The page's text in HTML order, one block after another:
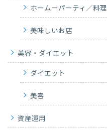
ホームーパーティ／料理
美味しいお店
美容・ダイエット
ダイエット
美容
資産運用